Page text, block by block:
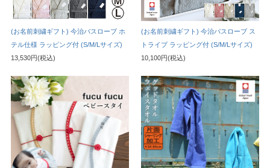
(お名前刺繍ギフト) 今治バスローブ ホ
テル仕様 ラッピング付 (S/M/Lサイズ)
13,530円(税込)
(お名前刺繍ギフト) 今治バスローブ ス
トライプ ラッピング付 (S/M/Lサイズ)
10,100円(税込)